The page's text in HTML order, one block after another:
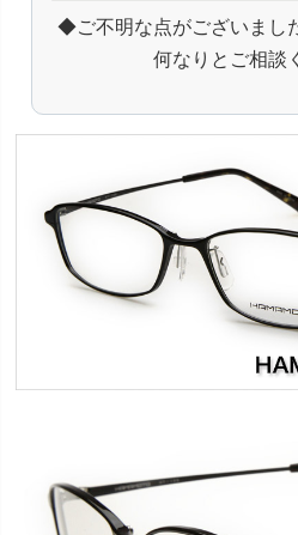
◆ご不明な点がございまし
何なりとご相談